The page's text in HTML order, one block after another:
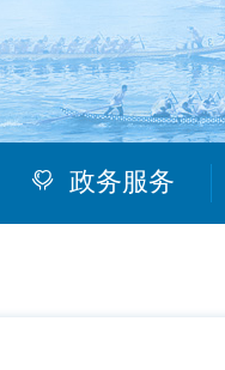
政务服务